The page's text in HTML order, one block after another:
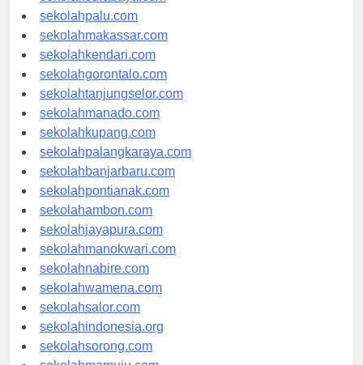
sekolahsurabaya.com
sekolahpalu.com
sekolahmakassar.com
sekolahkendari.com
sekolahgorontalo.com
sekolahtanjungselor.com
sekolahmanado.com
sekolahkupang.com
sekolahpalangkaraya.com
sekolahbanjarbaru.com
sekolahpontianak.com
sekolahambon.com
sekolahjayapura.com
sekolahmanokwari.com
sekolahnabire.com
sekolahwamena.com
sekolahsalor.com
sekolahindonesia.org
sekolahsorong.com